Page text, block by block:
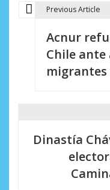
N
Previous Article
Acnur
Chile
migrantes
Dinastía